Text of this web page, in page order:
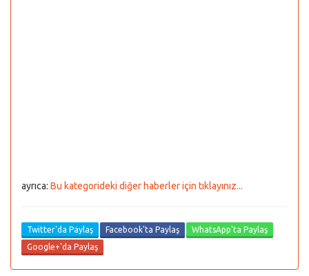
ayrıca: Bu kategorideki diğer haberler için tıklayınız...
Twitter'da Paylaş Facebook'ta Paylaş
WhatsApp'ta Paylaş
Google+'da Paylaş